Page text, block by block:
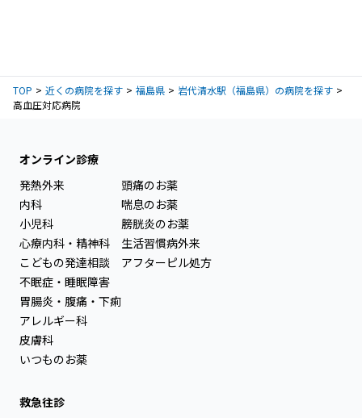
TOP 近くの病院を探す 福島県
岩代清水駅（福島県）の病院を探す
高血圧対応病院
オンライン診療
発熱外来
内科
小児科
心療内科・精神科
こどもの発達相談
不眠症・睡眠障害
胃腸炎・腹痛・下痢
アレルギー科
皮膚科
いつものお薬
頭痛のお薬
喘息のお薬
膀胱炎のお薬
生活習慣病外来
アフターピル処方
救急往診